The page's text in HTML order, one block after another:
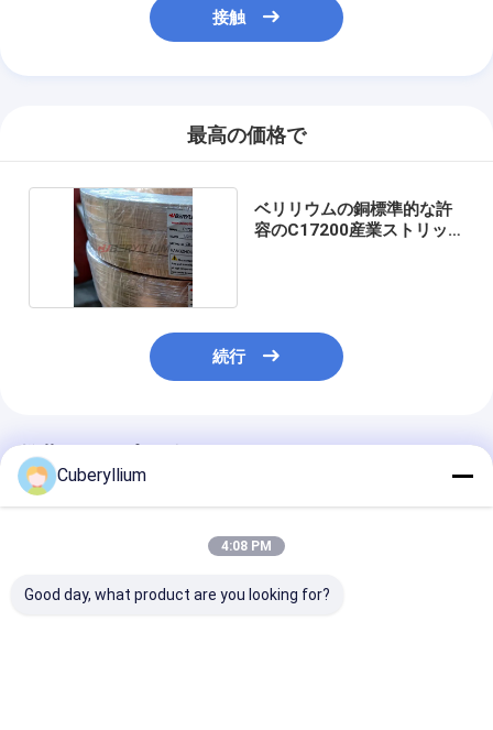
接触
最高の価格で
ベリリウムの銅標準的な許
容のC17200産業ストリッ
続行
推薦されたプロダクト
Cuberyllium
4:08 PM
Good day, what product are you looking for?